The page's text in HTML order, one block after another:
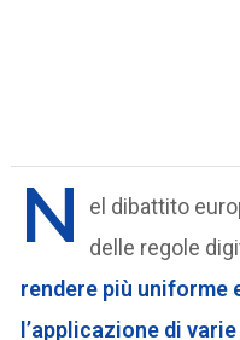
N
el dibattito
delle regole
rendere più uniforme
l’applicazione di